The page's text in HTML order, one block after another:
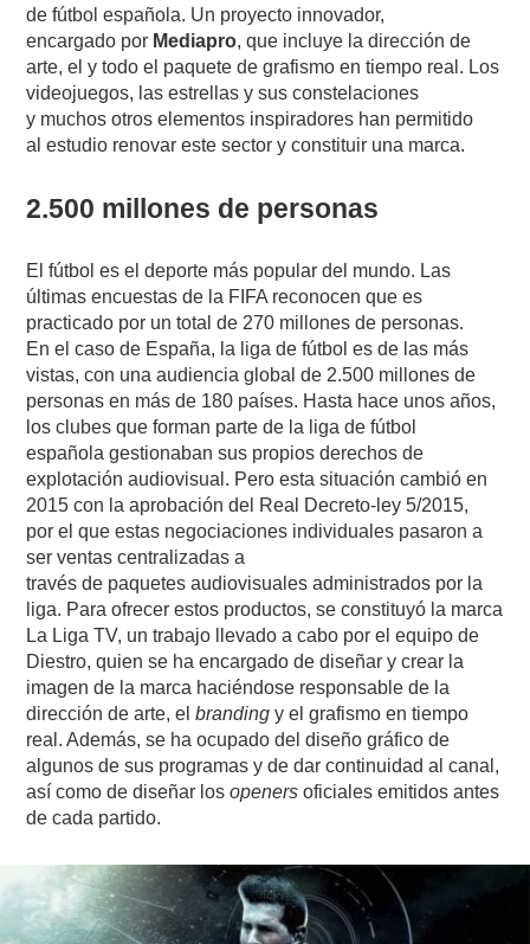
de fútbol española. Un proyecto innovador,
encargado por Mediapro, que incluye la dirección de
arte, el y todo el paquete de grafismo en tiempo real. Los
videojuegos, las estrellas y sus constelaciones
y muchos otros elementos inspiradores han permitido
al estudio renovar este sector y constituir una marca.
2.500 millones de personas
El fútbol es el deporte más popular del mundo. Las
últimas encuestas de la FIFA reconocen que es
practicado por un total de 270 millones de personas.
En el caso de España, la liga de fútbol es de las más
vistas, con una audiencia global de 2.500 millones de
personas en más de 180 países. Hasta hace unos años,
los clubes que forman parte de la liga de fútbol
española gestionaban sus propios derechos de
explotación audiovisual. Pero esta situación cambió en
2015 con la aprobación del Real Decreto-ley 5/2015,
por el que estas negociaciones individuales pasaron a
ser ventas centralizadas a
través de paquetes audiovisuales administrados por la
liga. Para ofrecer estos productos, se constituyó la marca
La Liga TV, un trabajo llevado a cabo por el equipo de
Diestro, quien se ha encargado de diseñar y crear la
imagen de la marca haciéndose responsable de la
dirección de arte, elbranding y el grafismo en tiempo
real. Además, se ha ocupado del diseño gráfico de
algunos de sus programas y de dar continuidad al canal,
así como de diseñar losopenersoficiales emitidos antes
de cada partido.